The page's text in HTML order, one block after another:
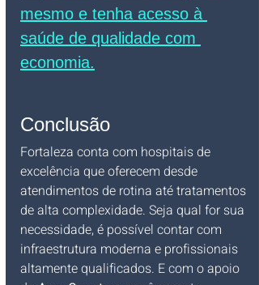
mesmo e tenha acesso à
saúde de qualidade com
economia.
Conclusão
Fortaleza conta com hospitais de
excelência que oferecem desde
atendimentos de rotina até tratamentos
de alta complexidade. Seja qual for sua
necessidade, é possível contar com
infraestrutura moderna e profissionais
altamente qualificados. E com o apoio